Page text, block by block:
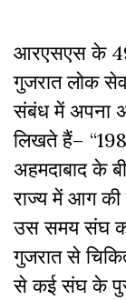
आरएसएस के 49
गुजरात लोक
संबंध में अपना
लिखते हैं–
अहमदाबाद के
राज्य में आग
उस समय संघ
गुजरात से
से कई संघ के